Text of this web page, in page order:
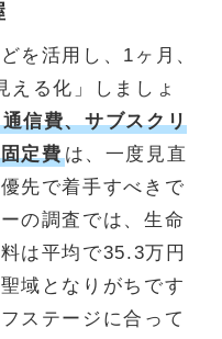
を活用し、1ヶ月、
える化」しましょ
信費、サブスクリ
定費は、一度見直
先で着手すべきで
の調査では、生命
は平均で35.3万円
域となりがちです
ステージに合って